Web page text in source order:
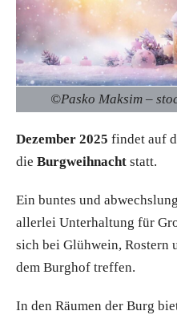
©Pasko Maksim –
Dezember 2025 findet auf
die Burgweihnacht statt.
Ein buntes und
allerlei Unterhaltung für
sich bei Glühwein, Rostern
dem Burghof treffen.
In den Räumen der Burg